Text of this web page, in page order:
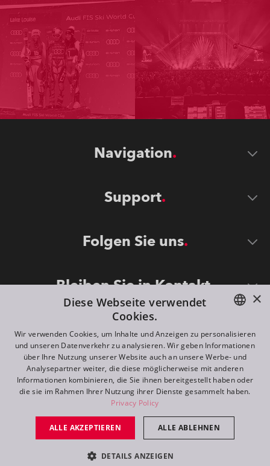
Anfrage
Navigation
Support
Folgen Sie uns
Bleiben Sie in Kontakt
©2026 ROBE lighting s.r.o.
All rights reserved. Created by
Switch to desktop mode
ENGLISH
FR
RU
×
Diese Webseite verwendet
Cookies.
Wir verwenden Cookies, um Inhalte und Anzeigen zu personalisieren
und unseren Datenverkehr zu analysieren. Wir geben Informationen
über Ihre Nutzung unserer Website auch an unsere Werbe- und
Analysepartner weiter, die diese möglicherweise mit anderen
Informationen kombinieren, die Sie ihnen bereitgestellt haben oder
die sie im Rahmen Ihrer Nutzung ihrer Dienste gesammelt haben.
Privacy Policy
ALLE AKZEPTIEREN ALLE ABLEHNEN
DETAILS ANZEIGEN